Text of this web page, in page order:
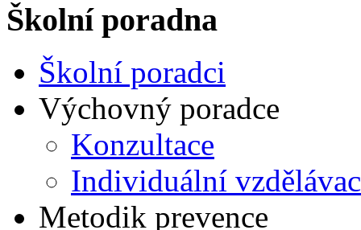
Školní poradna
Školní poradci
Výchovný poradce
Konzultace
Individuální
Metodik prevence